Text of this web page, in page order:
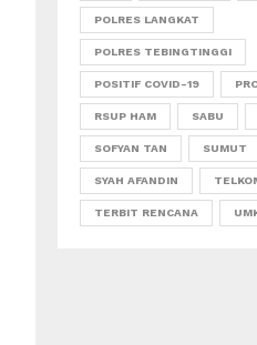
POLRES LANGKAT
POLRES TEBINGTINGGI
POSITIF COVID-19
RSUP HAM SABU
SOFYAN TAN SUMUT
SYAH AFANDIN
TERBIT RENCANA